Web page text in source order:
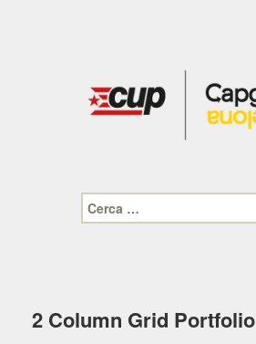
Cerca:
2 Column Grid Portfolio